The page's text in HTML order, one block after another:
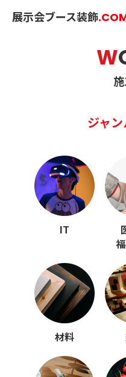
展示会ブース装飾
W
ジャ
IT
材料